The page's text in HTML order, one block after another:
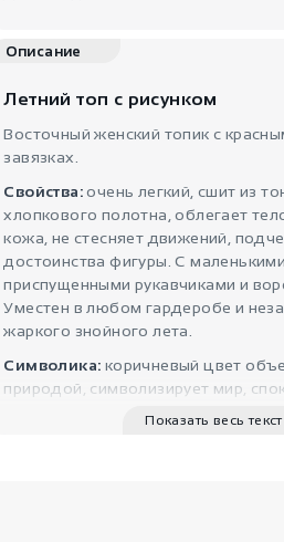
Описание
Летний топ с рисунком
Восточный женский топик с
завязках.
Свойства:очень легкий, сшит из
хлопкового полотна, облегает
кожа, не стесняет движений,
достоинства фигуры. С маленькими
приспущенными рукавчиками и
Уместен в любом гардеробе и
жаркого знойного лета.
Символика: коричневый цвет
природой, символизирует мир,
Показать весь текст